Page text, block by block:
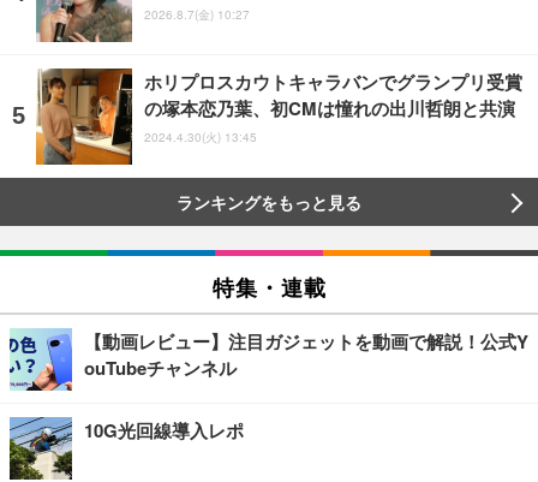
2026.8.7(金) 10:27
ホリプロスカウトキャラバンでグランプリ受賞
の塚本恋乃葉、初CMは憧れの出川哲朗と共演
2024.4.30(火) 13:45
ランキングをもっと見る
特集・連載
【動画レビュー】注目ガジェットを動画で解説！公式Y
ouTubeチャンネル
10G光回線導入レポ